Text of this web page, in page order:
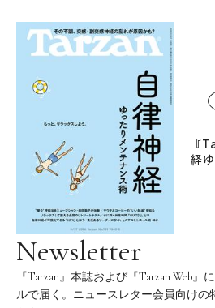
『
経
Newsletter
『Tarzan』本誌および『Tarzan Web
ルで届く。ニュースレター会員向けの